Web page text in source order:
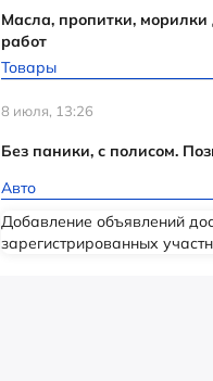
Масла, пропитки,
работ
Товары
8 июля, 13:26
Без паники, с полисом.
Авто
Добавление объявлений
зарегистрированных